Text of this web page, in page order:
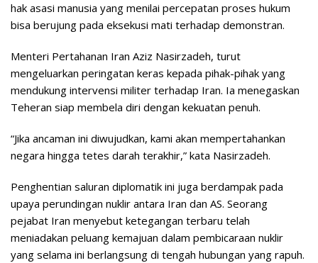
hak asasi manusia yang menilai percepatan proses hukum
bisa berujung pada eksekusi mati terhadap demonstran.
Menteri Pertahanan Iran Aziz Nasirzadeh, turut
mengeluarkan peringatan keras kepada pihak-pihak yang
mendukung intervensi militer terhadap Iran. Ia menegaskan
Teheran siap membela diri dengan kekuatan penuh.
“Jika ancaman ini diwujudkan, kami akan mempertahankan
negara hingga tetes darah terakhir,” kata Nasirzadeh.
Penghentian saluran diplomatik ini juga berdampak pada
upaya perundingan nuklir antara Iran dan AS. Seorang
pejabat Iran menyebut ketegangan terbaru telah
meniadakan peluang kemajuan dalam pembicaraan nuklir
yang selama ini berlangsung di tengah hubungan yang rapuh.